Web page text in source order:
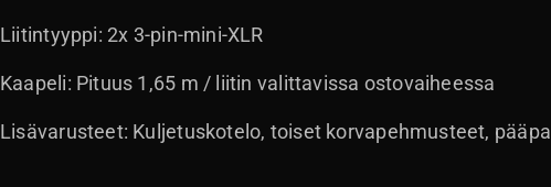
Liitintyyppi: 2x 3-pin-mini-XLR
Kaapeli: Pituus 1,65 m / liitin valittavissa ostovaiheessa
Lisävarusteet: Kuljetuskotelo, toiset korvapehmusteet,